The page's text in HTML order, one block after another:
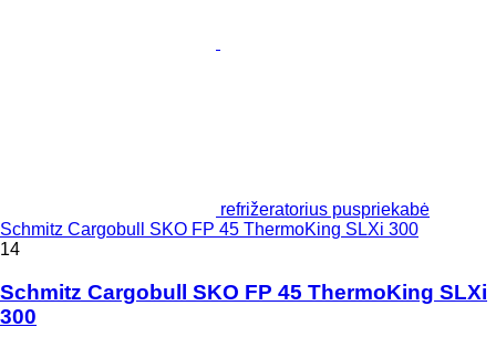
refrižeratorius puspriekabė
Schmitz Cargobull SKO FP 45 ThermoKing SLXi 300
14
Schmitz Cargobull SKO FP 45 ThermoKing SLXi
300